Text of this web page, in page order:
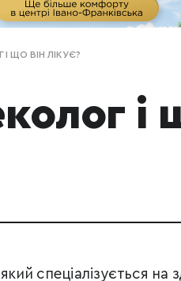
ЩО ВІН ЛІКУЄ?
і
спеціалізується на